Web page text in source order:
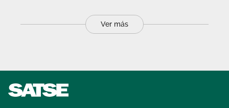
Ver más